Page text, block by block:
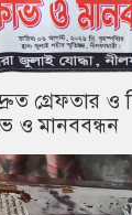
গ্রেফতার ও
ও মানববন্ধন